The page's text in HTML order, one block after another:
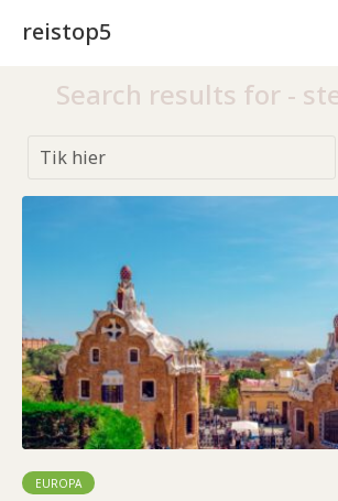
reistop5
Search results for -
EUROPA